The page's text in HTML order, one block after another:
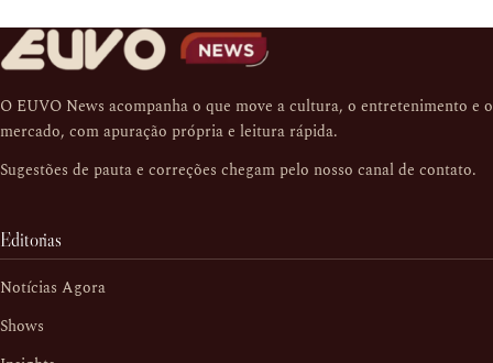
O EUVO News acompanha o que move a cultura, o entretenimento e o
mercado, com apuração própria e leitura rápida.
Sugestões de pauta e correções chegam pelo nosso canal de contato.
Editorias
Notícias Agora
Shows